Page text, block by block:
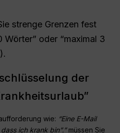
strenge Grenzen fest
Wörter” oder “maximal 3
der
wie: “Eine E-Mail
ich krank bin”.”müssen Sie